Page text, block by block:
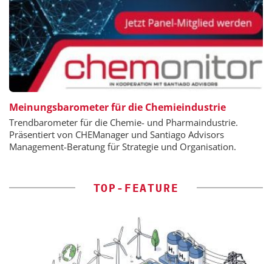
Meinungsbarometer für die Chemieindustrie
Trendbarometer für die Chemie- und Pharmaindustrie.
Präsentiert von CHEManager und Santiago Advisors
Management-Beratung für Strategie und Organisation.
TOP-FEATURE